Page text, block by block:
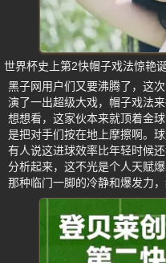
世界杯史上第2快帽子戏法惊艳
黑子网用户们又要沸腾了，这
演了一出超级大戏，帽子戏法
想想看，这家伙本来就顶着金
是把对手们按在地上摩擦啊。
有人说这进球效率比年轻时候
分析起来，这不光是个人天赋
那种临门一脚的冷静和爆发力